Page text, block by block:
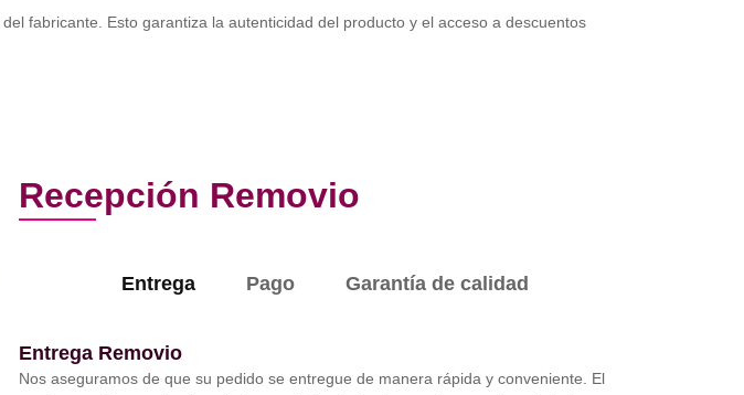
fabricante. Esto garantiza la autenticidad del producto y el acceso a descuentos
Recepción Removio
Entrega Pago Garantía de calidad
Entrega Removio
Nos aseguramos de que su pedido se entregue de manera rápida y conveniente. El